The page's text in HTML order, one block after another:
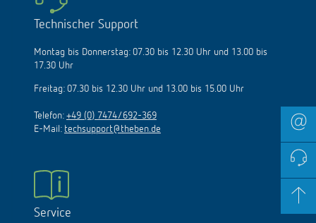
Technischer Support
Montag bis Donnerstag: 07.30 bis 12.30 Uhr und 13.00 bis
17.30 Uhr
Freitag: 07.30 bis 12.30 Uhr und 13.00 bis 15.00 Uhr
Telefon: +49 (0) 7474/692-369
E-Mail: techsupport@theben.de
Service